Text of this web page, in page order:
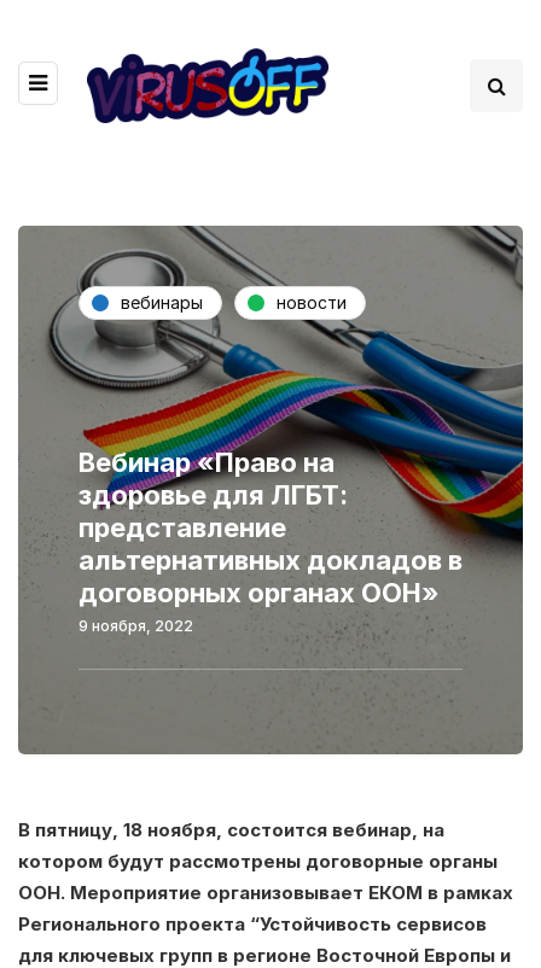
вебинары новости
Вебинар «Право на
здоровье для ЛГБТ:
представление
альтернативных докладов в
договорных органах ООН»
9 ноября, 2022
В пятницу, 18 ноября, состоится вебинар, на
котором будут рассмотрены договорные органы
ООН. Мероприятие организовывает ЕКОМ в рамках
Регионального проекта “Устойчивость сервисов
для ключевых групп в регионе Восточной Европы и